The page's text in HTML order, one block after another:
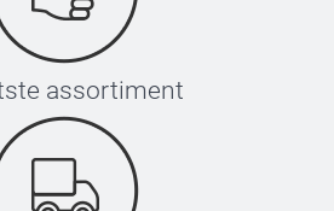
assortiment